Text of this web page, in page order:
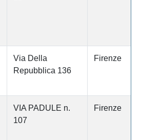
Via Della
Repubblica 136
Firenze
VIA PADULE n.
107
Firenze